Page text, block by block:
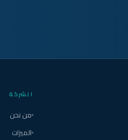
الشركة
من نحن
الميزات